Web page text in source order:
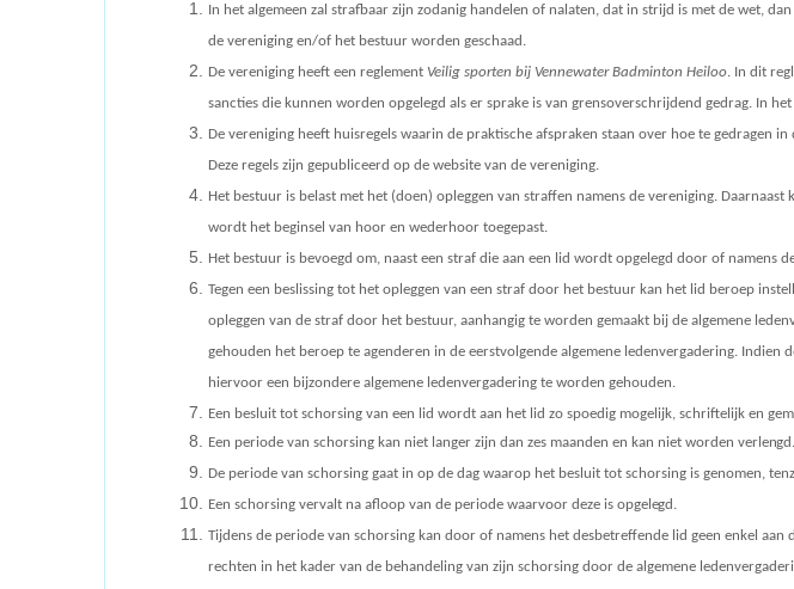
In het algemeen zal strafbaar zijn zodanig handelen of nalaten, dat in strijd is met de wet,
de vereniging en/of het bestuur worden geschaad.
De vereniging heeft een reglementVeilig sporten bij Vennewater Badminton Heiloo. In dit
sancties die kunnen worden opgelegd als er sprake is van grensoverschrijdend gedrag. In
De vereniging heeft huisregels waarin de praktische afspraken staan over hoe te gedragen
Deze regels zijn gepubliceerd op de website van de vereniging.
Het bestuur is belast met het (doen) opleggen van straffen namens de vereniging.
wordt het beginsel van hoor en wederhoor toegepast.
Het bestuur is bevoegd om, naast een straf die aan een lid wordt opgelegd door of namens
Tegen een beslissing tot het opleggen van een straf door het bestuur kan het lid beroep
opleggen van de straf door het bestuur, aanhangig te worden gemaakt bij de algemene
gehouden het beroep te agenderen in de eerstvolgende algemene ledenvergadering.
hiervoor een bijzondere algemene ledenvergadering te worden gehouden.
Een besluit tot schorsing van een lid wordt aan het lid zo spoedig mogelijk, schriftelijk en
Een periode van schorsing kan niet langer zijn dan zes maanden en kan niet wordenverlengd.
De periode van schorsing gaat in op de dag waarop het besluit tot schorsing is genomen,
Een schorsing vervalt na afloop van de periode waarvoor deze isopgelegd.
Tijdens de periode van schorsing kan door of namens het desbetreffende lid geen enkel
rechten in het kader van de behandeling van zijn schorsing door de algemene